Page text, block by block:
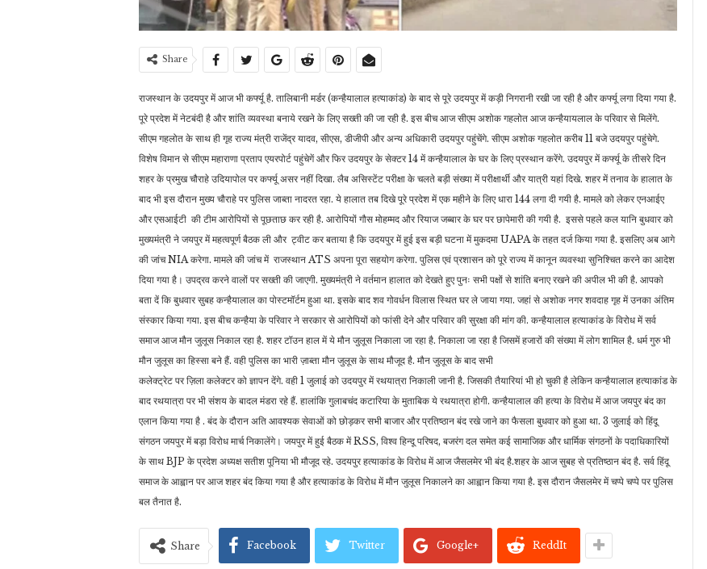
Share
राजस्थान के उदयपुर में आज भी कर्फ्यू है. तालिबानी मर्डर (कन्हैयालाल हत्याकांड) के बाद से पूरे उदयपुर में कड़ी निगरानी रखी जा रही है और कर्फ्यू लगा दिया गया है.
पूरे प्रदेश में नेटबंदी है और शांति व्यवस्था बनाये रखने के लिए सख्ती की जा रही है. इस बीच आज सीएम अशोक गहलोत आज कन्हैयायलाल के परिवार से मिलेंगे.
सीएम गहलोत के साथ ही गृह राज्य मंत्री राजेंद्र यादव, सीएस, डीजीपी और अन्य अधिकारी उदयपुर पहुंचेंगे. सीएम अशोक गहलोत करीब 11 बजे उदयपुर पहुंचेगे.
विशेष विमान से सीएम महाराणा प्रताप एयरपोर्ट पहुंचेगें और फिर उदयपुर के सेक्टर 14 में कन्हैयालाल के घर के लिए प्रस्थान करेंगे. उदयपुर में कर्फ्यू के तीसरे दिन
शहर के प्रमुख चौराहे उदियापोल पर कर्फ्यू असर नहीं दिखा. लैब असिस्टेंट परीक्षा के चलते बड़ी संख्या में परीक्षार्थी और यात्री यहां दिखे. शहर में तनाव के हालात के
बाद भी इस दौरान मुख्य चौराहे पर पुलिस जाब्ता नादरत रहा. ये हालात तब दिखे पूरे प्रदेश में एक महीने के लिए धारा 144 लगा दी गयी है. मामले को लेकर एनआईए
और एसआईटी की टीम आरोपियों से पूछताछ कर रही है. आरोपियों गौस मोहम्मद और रियाज जब्बार के घर पर छापेमारी की गयी है. इससे पहले कल यानि बुधवार को
मुख्यमंत्री ने जयपुर में महत्वपूर्ण बैठक ली और ट्वीट कर बताया है कि उदयपुर में हुई इस बड़ी घटना में मुकदमा UAPA के तहत दर्ज किया गया है. इसलिए अब आगे
की जांच NIA करेगा. मामले की जांच में राजस्थान ATS अपना पूरा सहयोग करेगा. पुलिस एवं प्रशासन को पूरे राज्य में कानून व्यवस्था सुनिश्चित करने का आदेश
दिया गया है। उपद्रव करने वालों पर सख्ती की जाएगी. मुख्यमंत्री ने वर्तमान हालात को देखते हुए पुनः सभी पक्षों से शांति बनाए रखने की अपील भी की है. आपको
बता दें कि बुधवार सुबह कन्हैयालाल का पोस्टमॉर्टम हुआ था. इसके बाद शव गोवर्धन विलास स्थित घर ले जाया गया. जहां से अशोक नगर शवदाह गृह में उनका अंतिम
संस्कार किया गया. इस बीच कन्हैया के परिवार ने सरकार से आरोपियों को फांसी देने और परिवार की सुरक्षा की मांग की. कन्हैयालाल हत्याकांड के विरोध में सर्व
समाज आज मौन जुलूस निकाल रहा है. शहर टॉउन हाल में ये मौन जुलूस निकाला जा रहा है. निकाला जा रहा है जिसमें हजारों की संख्या में लोग शामिल है. धर्म गुरु भी
मौन जुलूस का हिस्सा बने हैं. वही पुलिस का भारी ज़ाब्ता मौन जुलूस के साथ मौजूद है. मौन जुलूस के बाद सभी
कलेक्ट्रेट पर ज़िला कलेक्टर को ज्ञापन देंगे. वही 1 जुलाई को उदयपुर में रथयात्रा निकाली जानी है. जिसकी तैयारियां भी हो चुकी है लेकिन कन्हैयालाल हत्याकांड के
बाद रथयात्रा पर भी संशय के बादल मंडरा रहे हैं. हालांकि गुलाबचंद कटारिया के मुताबिक ये रथयात्रा होगी. कन्हैयालाल की हत्या के विरोध में आज जयपुर बंद का
एलान किया गया है . बंद के दौरान अति आवश्यक सेवाओं को छोड़कर सभी बाजार और प्रतिष्ठान बंद रखे जाने का फैसला बुधवार को हुआ था. 3 जुलाई को हिंदू
संगठन जयपुर में बड़ा विरोध मार्च निकालेंगे। जयपुर में हुई बैठक में RSS, विश्व हिन्दू परिषद, बजरंग दल समेत कई सामाजिक और धार्मिक संगठनों के पदाधिकारियों
के साथ BJP के प्रदेश अध्यक्ष सतीश पूनिया भी मौजूद रहे. उदयपुर हत्याकांड के विरोध में आज जैसलमेर भी बंद है.शहर के आज सुबह से प्रतिष्ठान बंद है. सर्व हिंदू
समाज के आह्वान पर आज शहर बंद किया गया है और हत्याकांड के विरोध में मौन जुलूस निकालने का आह्वान किया गया है. इस दौरान जैसलमेर में चप्पे चप्पे पर पुलिस
बल तैनात है.
Share Facebook Twitter Google+ ReddIt